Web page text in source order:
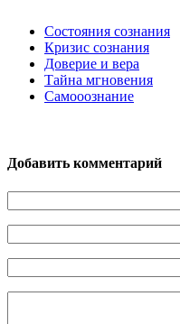
Состояния сознания
Кризис сознания
Доверие и вера
Тайна мгновения
Самооознание
Добавить комментарий